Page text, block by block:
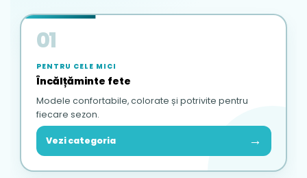
01
PENTRU CELE MICI
Încălțăminte fete
Modele confortabile, colorate și potrivite pentru
fiecare sezon.
Vezi categoria →